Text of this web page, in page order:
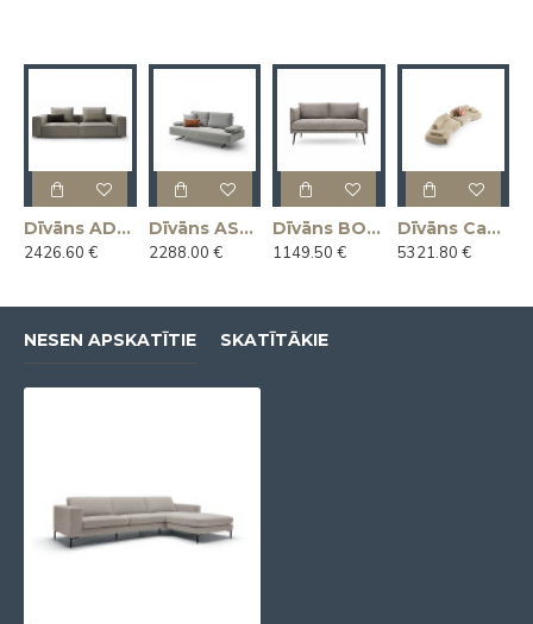
Dīvāns ADAM 266x104x65h (Ražots Itālijā)
2426.60 €
Dīvāns ASSO 225x112x92h (Ražots Itālijā)
2288.00 €
Dīvāns BOON 145x81x78h (Ražots Itālijā)
1149.50 €
Dīvāns Capriccio 412x130x45h (Ražots Itālijā)
5321.80 €
NESEN APSKATĪTIE SKATĪTĀKIE